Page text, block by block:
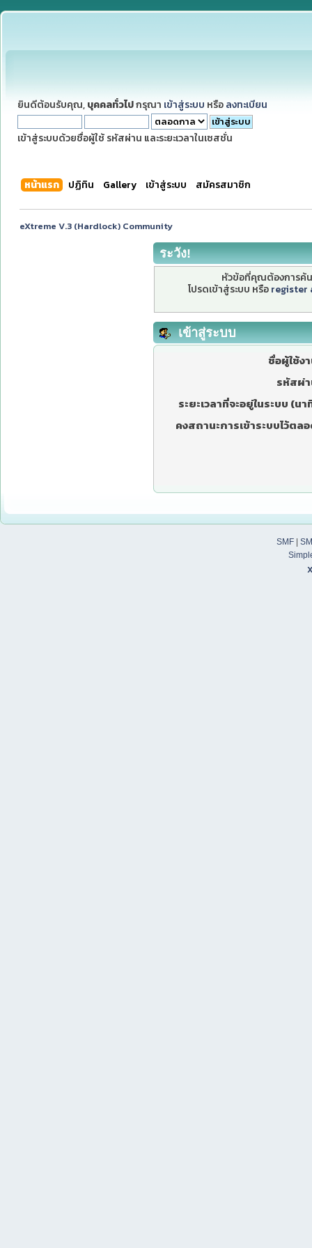
ยินดีต้อนรับคุณ, บุคคลทั่วไปกรุณา เข้าสู่ระบบ หรือ ลงทะเบียน
เข้าสู่ระบบด้วยชื่อผู้ใช้ รหัสผ่าน และระยะเวลาในเซสชั่น
หน้าแรก ปฏิทิน Gallery เข้าสู่ระบบ สมัครสมาชิก
eXtreme V.3 (Hardlock) Community
ระวัง!
หัวข้อที่คุณต้องการค้
โปรดเข้าสู่ระบบ หรือ register
เข้าสู่ระบบ
ชื่อผู้ใช้ง
รหัสผ่
ระยะเวลาที่จะอยู่ในระบบ (นา
คงสถานะการเข้าระบบไว้ตล
SMF|